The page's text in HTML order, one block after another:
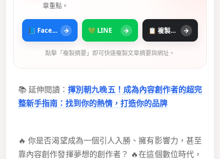
章重點。
📘 Facebook → 💚 LINE → 📋 複製摘要 →
點擊「複製摘要」即可快速複製文章摘要與網址。
📚 延伸閱讀：揮別朝九晚五！成為內容創作者的超完
整新手指南：找到你的熱情，打造你的品牌
🔥 你是否渴望成為一個引人入勝、擁有影響力，甚至
靠內容創作發揮夢想的創作者？ 🔥在這個數位時代，